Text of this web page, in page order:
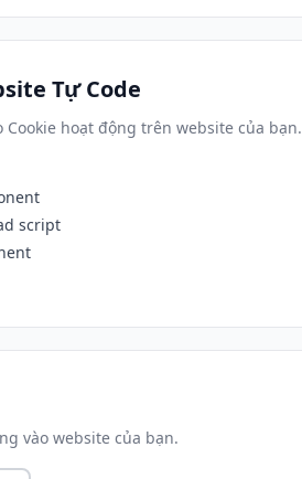
Tự Code
hoạt động trên website của bạn.
script
vào website của bạn.